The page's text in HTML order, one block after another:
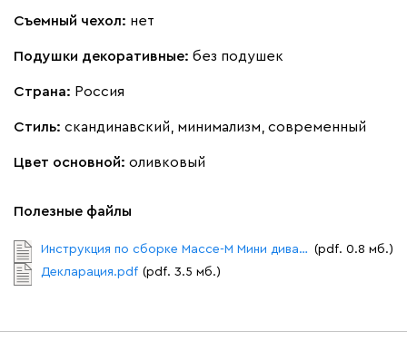
Съемный чехол: нет
Подушки декоративные: без подушек
Страна: Россия
Стиль: скандинавский, минимализм, современный
Цвет основной: оливковый
Полезные файлы
Инструкция по сборке Массе-М Мини диван.pdf (pdf. 0.8 мб.)
Декларация.pdf (pdf. 3.5 мб.)